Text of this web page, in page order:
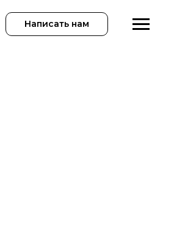
Написать нам